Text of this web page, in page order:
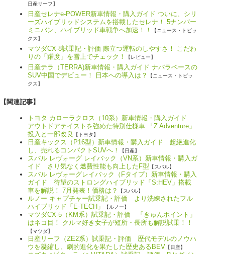
日産リーフ】
日産セレナe-POWER新車情報・購入ガイド ついに、シリ
ーズハイブリッドシステムを搭載したセレナ！ 5ナンバー
ミニバン、ハイブリッド車戦争へ加速！！
【ニュース・トピッ
クス】
マツダCX-8試乗記・評価 際立つ運転のしやすさ！ こだわ
りの「躍度」を雪上でチェック！
【レビュー】
日産テラ（TERRA)新車情報・購入ガイド ナバラベースの
SUV中国でデビュー！ 日本への導入は？
【ニュース・トピッ
クス】
【関連記事】
トヨタ カローラクロス（10系）新車情報・購入ガイド
アウトドアテイストを強めた特別仕様車 「Z Adventure」
投入と一部改良
【トヨタ】
日産キックス（P16型）新車情報・購入ガイド 超絶進化
し、売れるコンパクトSUVへ！
【日産】
スバル レヴォーグ レイバック（VN系）新車情報・購入ガ
イド さり気なく燃費性能も向上したF型 【スバル】
スバル レヴォーグレイバック（Fタイプ）新車情報・購入
ガイド 待望のストロングハイブリッド「S:HEV」搭載
車を解説！ 7月発表！価格は？
【スバル】
ルノー キャプチャー試乗記・評価 より洗練されたフル
ハイブリッド「E-TECH」
【ルノー】
マツダCX-5（KM系）試乗記・評価 「きゅんポイント」
はネコ目！ クルマ好き女子が短所・長所も解説試乗！！
【マツダ】
日産リーフ（ZE2系）試乗記・評価 歴代モデルのノウハ
ウを凝縮し、劇的進化を果たした歴史あるBEV 【日産】